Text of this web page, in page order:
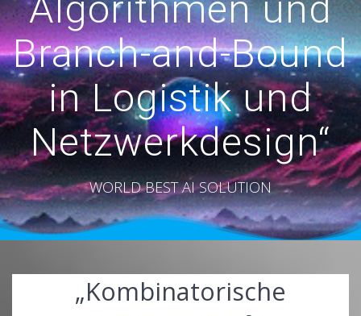
Branch-and-Bound
in Logistik und
Netzwerkdesign“
WORLD BEST AI SOLUTION
„Kombinatorische